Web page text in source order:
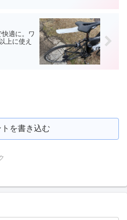
適に。ワ
上に使え
トを書き込む